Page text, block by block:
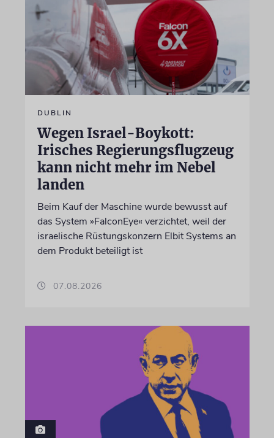
DUBLIN
Wegen Israel-Boykott:
Irisches Regierungsflugzeug
kann nicht mehr im Nebel
landen
Beim Kauf der Maschine wurde bewusst auf
das System »FalconEye« verzichtet, weil der
israelische Rüstungskonzern Elbit Systems an
dem Produkt beteiligt ist
07.08.2026